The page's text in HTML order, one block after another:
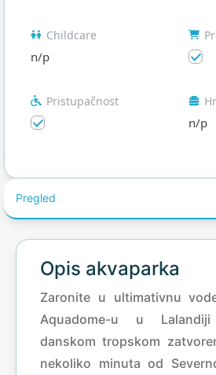
Childcare
n/p
Pristupačnost
n/p
Pregled
Opis akvaparka
Zaronite u ultimativnu
Aquadome-u u
danskom tropskom
nekoliko minuta od